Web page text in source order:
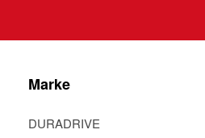
Marke
DURADRIVE